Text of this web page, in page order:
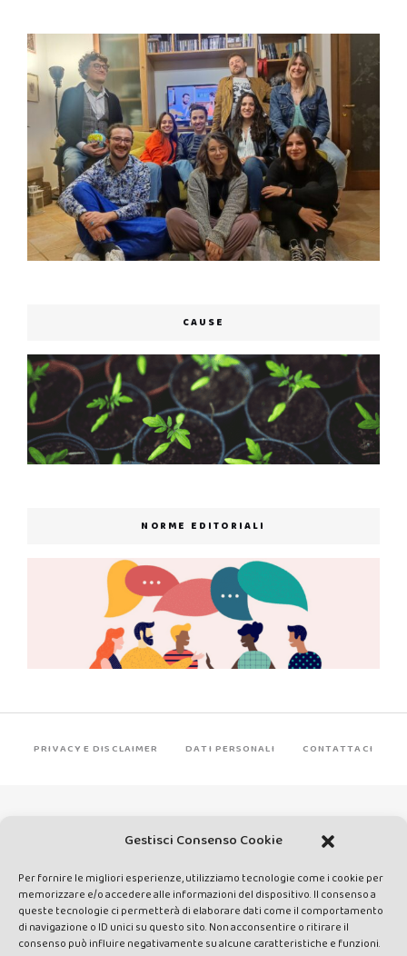
Gestisci Consenso Cookie
Per fornire le migliori esperienze, utilizziamo tecnologie come i cookie per
memorizzare e/o accedere alle informazioni del dispositivo. Il consenso a
queste tecnologie ci permetterà di elaborare dati come il comportamento
di navigazione o ID unici su questo sito. Non acconsentire o ritirare il
consenso può influire negativamente su alcune caratteristiche e funzioni.
CAUSE
NORME EDITORIALI
PRIVACY E DISCLAIMER DATI PERSONALI CONTATTACI
Made by Avatar Web Communication © Copyright 2013-2026. All
rights reserved - Testata registrata presso il Tribunale di Siena con
autorizzazione n°1 del 12/04/2014 - Direttrice Responsabile: Chiara